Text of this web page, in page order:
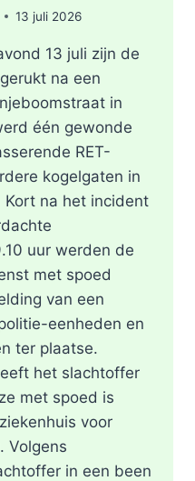
13 juli 2026
13 juli zijn de
na een
in
één gewonde
RET-
kogelgaten in
na het incident
uur werden de
met spoed
van een
eenheden en
ter plaatse.
het slachtoffer
met spoed is
voor
Volgens
in een been